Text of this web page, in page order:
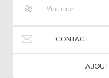
Villa
Vue mer
CONTACT